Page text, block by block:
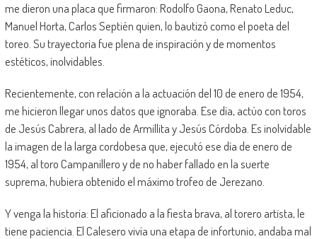
me dieron una placa que firmaron: Rodolfo Gaona, Renato Leduc,
Manuel Horta, Carlos Septién quien, lo bautizó como el poeta del
toreo. Su trayectoria fue plena de inspiración y de momentos
estéticos, inolvidables.
Recientemente, con relación a la actuación del 10 de enero de 1954,
me hicieron llegar unos datos que ignoraba. Ese día, actúo con toros
de Jesús Cabrera, al lado de Armillita y Jesús Córdoba. Es inolvidable
la imagen de la larga cordobesa que, ejecutó ese día de enero de
1954, al toro Campanillero y de no haber fallado en la suerte
suprema, hubiera obtenido el máximo trofeo de Jerezano.
Y venga la historia: El aficionado a la fiesta brava, al torero artista, le
tiene paciencia. El Calesero vivía una etapa de infortunio, andaba mal